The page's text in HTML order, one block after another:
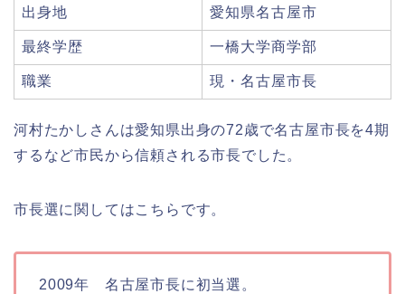
出身地 愛知県名古屋市
最終学歴 一橋大学商学部
職業 現・名古屋市長
河村たかしさんは愛知県出身の72歳で名古屋市長を4期
するなど市民から信頼される市長でした。
市長選に関してはこちらです。
2009年 名古屋市長に初当選。